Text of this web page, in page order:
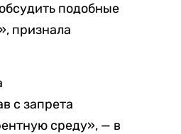
подобные
признала
с запрета
среду», — в